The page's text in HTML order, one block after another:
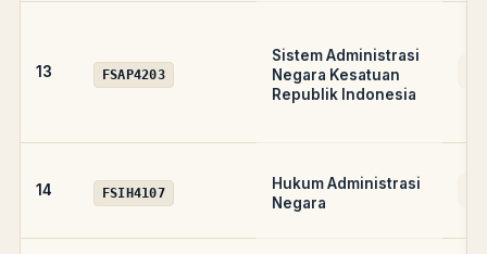
13 FSAP4203
Sistem Administrasi
Negara Kesatuan
Republik Indonesia
14 FSIH4107
Hukum Administrasi
Negara